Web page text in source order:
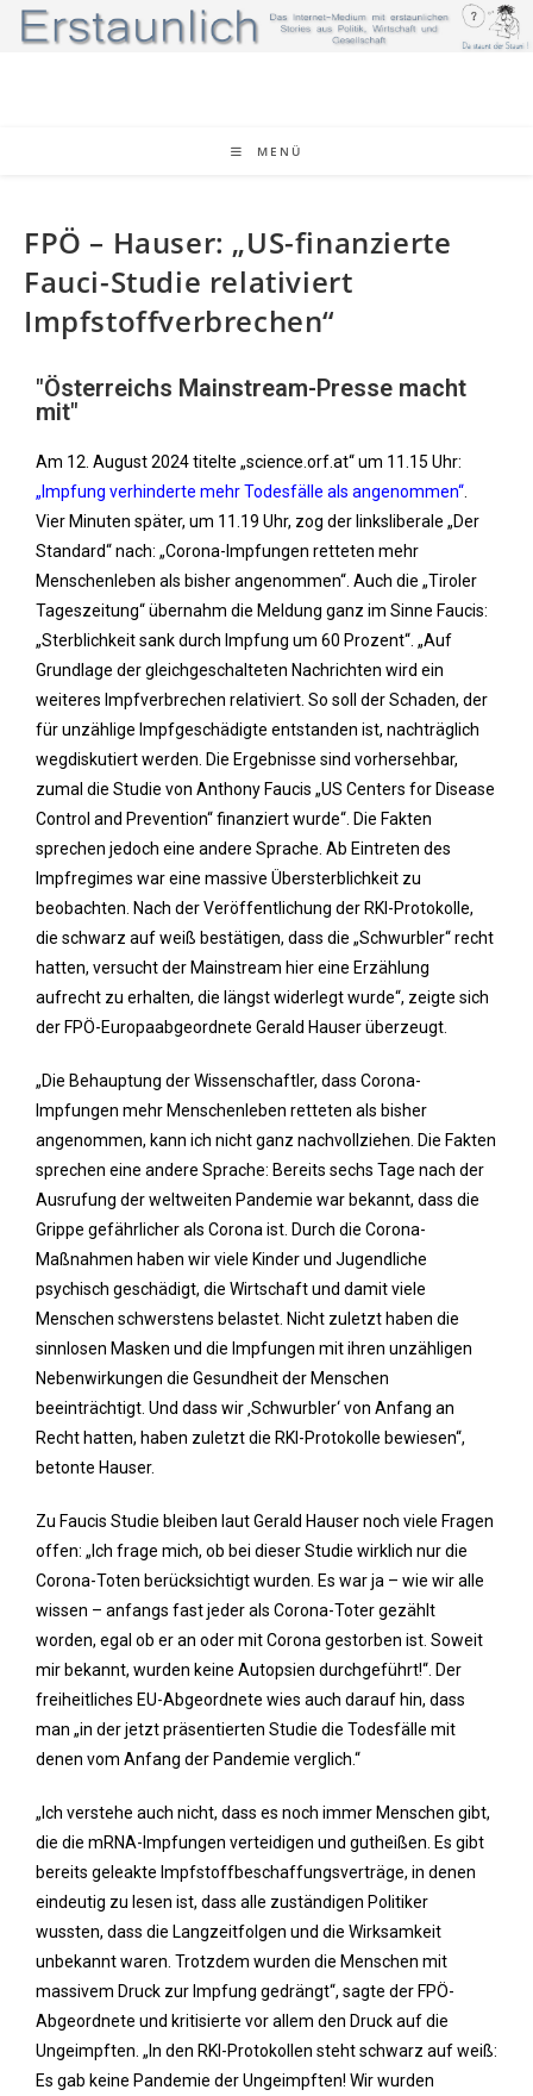
MENÜ
FPÖ – Hauser: „US-finanzierte
Fauci-Studie relativiert
Impfstoffverbrechen“
"Österreichs Mainstream-Presse macht
mit"
Am 12. August 2024 titelte „science.orf.at“ um 11.15 Uhr:
„Impfung verhinderte mehr Todesfälle als angenommen“
Vier Minuten später, um 11.19 Uhr, zog der linksliberale „Der
Standard“ nach: „Corona-Impfungen retteten mehr
Menschenleben als bisher angenommen“. Auch die „Tiroler
Tageszeitung“ übernahm die Meldung ganz im Sinne Faucis:
„Sterblichkeit sank durch Impfung um 60 Prozent“. „Auf
Grundlage der gleichgeschalteten Nachrichten wird ein
weiteres Impfverbrechen relativiert. So soll der Schaden, der
für unzählige Impfgeschädigte entstanden ist, nachträglich
wegdiskutiert werden. Die Ergebnisse sind vorhersehbar,
zumal die Studie von Anthony Faucis „US Centers for Disease
Control and Prevention“ finanziert wurde“. Die Fakten
sprechen jedoch eine andere Sprache. Ab Eintreten des
Impfregimes war eine massive Übersterblichkeit zu
beobachten. Nach der Veröffentlichung der RKI-Protokolle,
die schwarz auf weiß bestätigen, dass die „Schwurbler“ recht
hatten, versucht der Mainstream hier eine Erzählung
aufrecht zu erhalten, die längst widerlegt wurde“, zeigte sich
der FPÖ-Europaabgeordnete Gerald Hauser überzeugt.
„Die Behauptung der Wissenschaftler, dass Corona-
Impfungen mehr Menschenleben retteten als bisher
angenommen, kann ich nicht ganz nachvollziehen. Die Fakten
sprechen eine andere Sprache: Bereits sechs Tage nach der
Ausrufung der weltweiten Pandemie war bekannt, dass die
Grippe gefährlicher als Corona ist. Durch die Corona-
Maßnahmen haben wir viele Kinder und Jugendliche
psychisch geschädigt, die Wirtschaft und damit viele
Menschen schwerstens belastet. Nicht zuletzt haben die
sinnlosen Masken und die Impfungen mit ihren unzähligen
Nebenwirkungen die Gesundheit der Menschen
beeinträchtigt. Und dass wir ‚Schwurbler‘ von Anfang an
Recht hatten, haben zuletzt die RKI-Protokolle bewiesen“,
betonte Hauser.
Zu Faucis Studie bleiben laut Gerald Hauser noch viele Fragen
offen: „Ich frage mich, ob bei dieser Studie wirklich nur die
Corona-Toten berücksichtigt wurden. Es war ja – wie wir alle
wissen – anfangs fast jeder als Corona-Toter gezählt
worden, egal ob er an oder mit Corona gestorben ist. Soweit
mir bekannt, wurden keine Autopsien durchgeführt!“. Der
freiheitliches EU-Abgeordnete wies auch darauf hin, dass
man „in der jetzt präsentierten Studie die Todesfälle mit
denen vom Anfang der Pandemie verglich.“
„Ich verstehe auch nicht, dass es noch immer Menschen gibt,
die die mRNA-Impfungen verteidigen und gutheißen. Es gibt
bereits geleakte Impfstoffbeschaffungsverträge, in denen
eindeutig zu lesen ist, dass alle zuständigen Politiker
wussten, dass die Langzeitfolgen und die Wirksamkeit
unbekannt waren. Trotzdem wurden die Menschen mit
massivem Druck zur Impfung gedrängt“, sagte der FPÖ-
Abgeordnete und kritisierte vor allem den Druck auf die
Ungeimpften. „In den RKI-Protokollen steht schwarz auf weiß:
Es gab keine Pandemie der Ungeimpften! Wir wurden